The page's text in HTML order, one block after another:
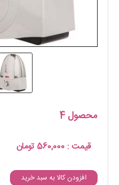
محصول 4
قیمت: 560,000 تومان
افزودن کالا به سبد خرید